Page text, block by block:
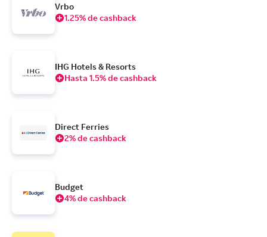
Vrbo
1.25% de cashback
IHG Hotels & Resorts
Hasta 1.5% de cashback
Direct Ferries
2% de cashback
Budget
4% de cashback